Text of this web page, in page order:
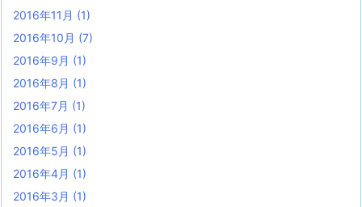
2016年11月 (1)
2016年10月 (7)
2016年9月 (1)
2016年8月 (1)
2016年7月 (1)
2016年6月 (1)
2016年5月 (1)
2016年4月 (1)
2016年3月 (1)